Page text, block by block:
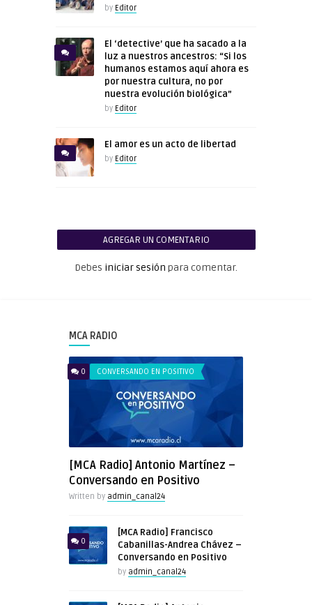
by Editor
El ‘detective’ que ha sacado a la
luz a nuestros ancestros: “Si los
humanos estamos aquí ahora es
por nuestra cultura, no por
nuestra evolución biológica”
by Editor
El amor es un acto de libertad
by Editor
AGREGAR UN COMENTARIO
Debes iniciar sesión para comentar.
MCA RADIO
0 CONVERSANDO EN POSITIVO
[MCA Radio] Antonio Martínez –
Conversando en Positivo
Written by admin_canal24
0
[MCA Radio] Francisco
Cabanillas-Andrea Chávez –
Conversando en Positivo
by admin_canal24